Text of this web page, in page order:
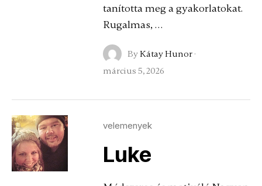
tanította meg a gyakorlatokat.
Rugalmas, …
ByKátay Hunor·
március 5, 2026
velemenyek
Luke